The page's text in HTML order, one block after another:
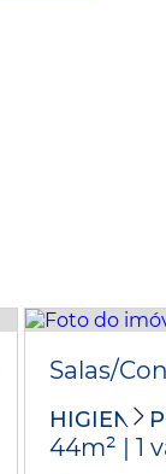
Salas/
44m² | 1